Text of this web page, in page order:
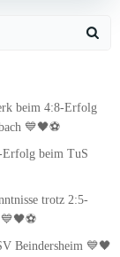
beim 4:8-Erfolg
💙🖤⚽
Erfolg beim TuS
trotz 2:5-
Beindersheim 💙🖤